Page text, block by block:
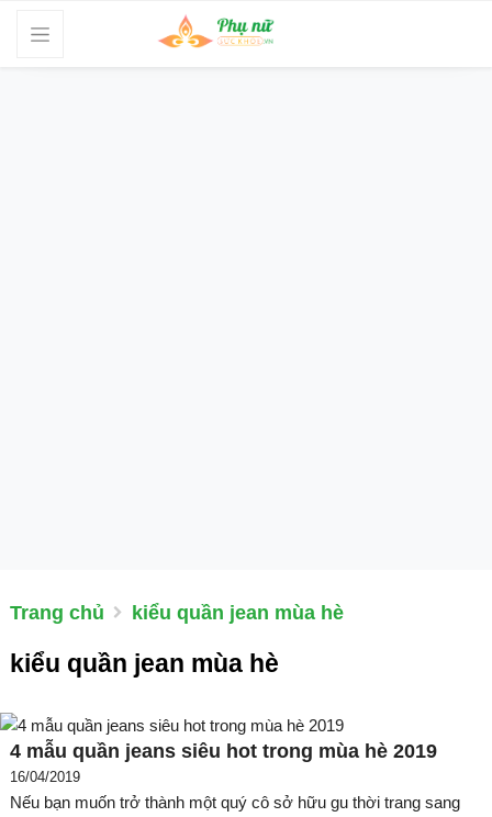
Trang chủ kiểu quần jean mùa hè
kiểu quần jean mùa hè
4 mẫu quần jeans siêu hot trong mùa hè 2019
16/04/2019
Nếu bạn muốn trở thành một quý cô sở hữu gu thời trang sang